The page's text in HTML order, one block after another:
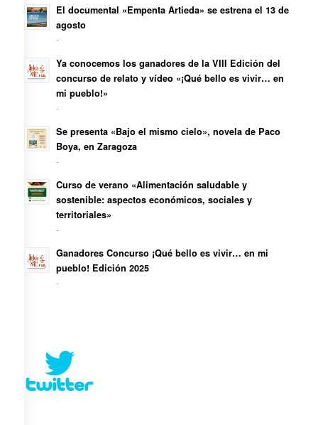
El documental «Empenta Artieda» se estrena el 13 de
agosto
-
Ya conocemos los ganadores de la VIII Edición del
concurso de relato y vídeo «¡Qué bello es vivir… en
mi pueblo!»
-
Se presenta «Bajo el mismo cielo», novela de Paco
Boya, en Zaragoza
-
Curso de verano «Alimentación saludable y
sostenible: aspectos económicos, sociales y
territoriales»
-
Ganadores Concurso ¡Qué bello es vivir… en mi
pueblo! Edición 2025
-